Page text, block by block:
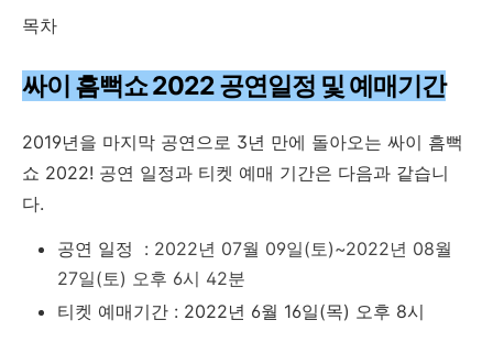
목차
싸이 흠뻑쇼 2022 공연일정 및 예매기간
2019년을 마지막 공연으로 3년 만에 돌아오는 싸이 흠뻑
쇼 2022! 공연 일정과 티켓 예매 기간은 다음과 같습니
다.
공연 일정 : 2022년 07월 09일(토)~2022년 08월
27일(토) 오후 6시 42분
티켓 예매기간 : 2022년 6월 16일(목) 오후 8시